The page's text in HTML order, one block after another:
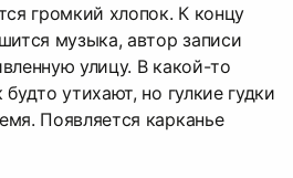
громкий хлопок. К концу
музыка, автор записи
улицу. В какой-то
утихают, но гулкие гудки
Появляется карканье